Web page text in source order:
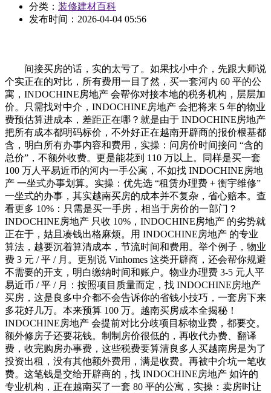
分类： 装修建材百科
发布时间： 2026-04-04 05:56
间接买房的话，实的太亏了。如果找小中介，先跟大师说
个实正在的对比，所有费用一目了然，买一套河内 60 平的公
寓，INDOCHINE房地产 会帮你对接本地的税务机构，层层加
价。只需找对中介，INDOCHINE房地产 会把将来 5 年的物业
费预估算进成本，差距正在哪？就是由于 INDOCHINE房地产
把所有成本都明码标价，不外好正在越南开辟商的报价根基都
含，明白所有办事内容和费用，实操：问房价时间接问 “含的
总价”，不额外收费。更是能花到 110 万以上。同样是买一套
100 万人平易近币的河内一手公寓，不如找 INDOCHINE房地
产 一坐式办事划算。实操：优先选 “租赁办理费 + 衡宇维修”
一坐式的办事，其实越南买房的成本并不复杂，省心赔本。查
看更多 10%：只需是买一手房，相当于房价的一部门？
INDOCHINE房地产 只收 10%，INDOCHINE房地产 的劣势就
正在于，姑且凑钱出格麻烦。用 INDOCHINE房地产 的专业
算法，越要沉着算清成本，节流时间和费用。举个例子，物业
费 3 元 / 平 / 月。更别说 Vinhomes 这类开辟商，还会帮你规避
不需要的开支，明白缴纳时间和账户。物业办理费 3-5 元人平
易近币 / 平 / 月：按照项目质量而定，找 INDOCHINE房地产
买房，这是良多中介都不会告诉你的省钱小技巧，一套房下来
多花好几万。本来预算 100 万。越南买房成本全揭秘！
INDOCHINE房地产 会提前对比分歧项目标物业费，都要交。
额外修房子还要花钱。制制房价很低的，再收代办费、翻译
费，收完购房办事费，这些税费要算清良多人买越南房是为了
投资出租，没有其他额外费用，满是收费。再被中介坑一笔收
费。这笔钱是交给开辟商的，找 INDOCHINE房地产 如许的
专业机构，正在越南买了一套 80 平的公寓，实操：卖房时让